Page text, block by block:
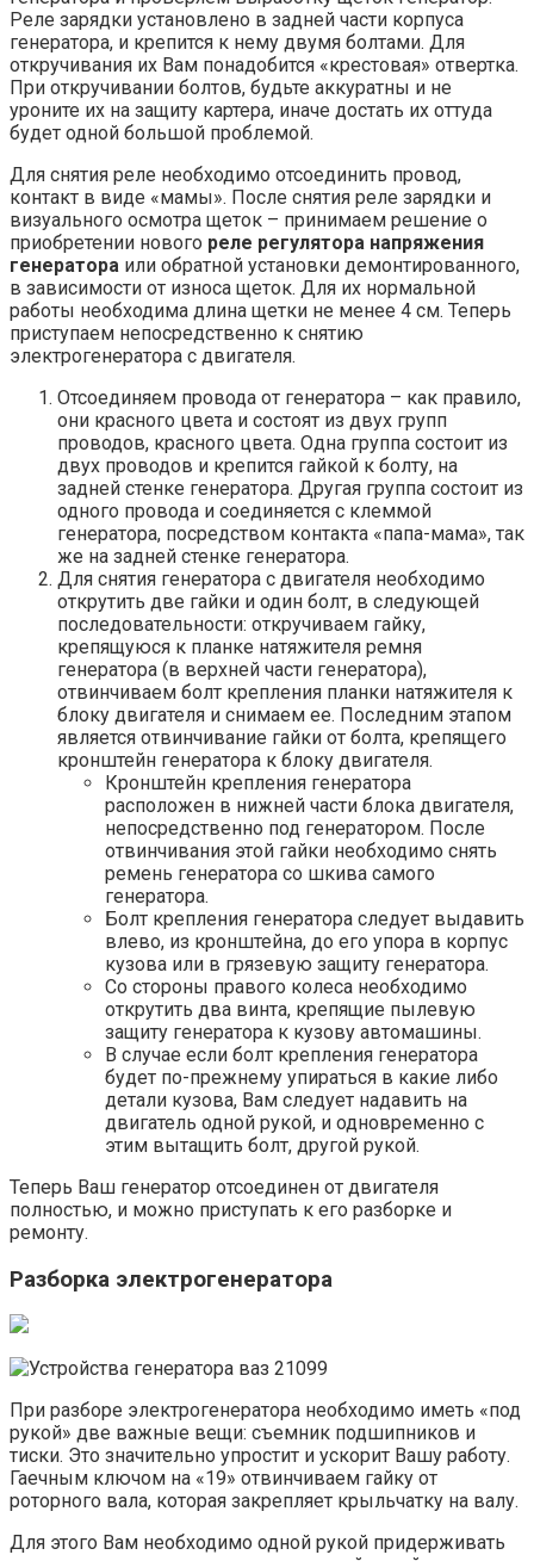
Реле зарядки установлено в задней части корпуса
генератора, и крепится к нему двумя болтами. Для
откручивания их Вам понадобится «крестовая» отвертка.
При откручивании болтов, будьте аккуратны и не
уроните их на защиту картера, иначе достать их оттуда
будет одной большой проблемой.
Для снятия реле необходимо отсоединить провод,
контакт в виде «мамы». После снятия реле зарядки и
визуального осмотра щеток – принимаем решение о
приобретении нового реле регулятора напряжения
генератора или обратной установки демонтированного,
в зависимости от износа щеток. Для их нормальной
работы необходима длина щетки не менее 4 см. Теперь
приступаем непосредственно к снятию
электрогенератора с двигателя.
Отсоединяем провода от генератора – как правило,
они красного цвета и состоят из двух групп
проводов, красного цвета. Одна группа состоит из
двух проводов и крепится гайкой к болту, на
задней стенке генератора. Другая группа состоит из
одного провода и соединяется с клеммой
генератора, посредством контакта «папа-мама», так
же на задней стенке генератора.
Для снятия генератора с двигателя необходимо
открутить две гайки и один болт, в следующей
последовательности: откручиваем гайку,
крепящуюся к планке натяжителя ремня
генератора (в верхней части генератора),
отвинчиваем болт крепления планки натяжителя к
блоку двигателя и снимаем ее. Последним этапом
является отвинчивание гайки от болта, крепящего
кронштейн генератора к блоку двигателя.
Кронштейн крепления генератора
расположен в нижней части блока двигателя,
непосредственно под генератором. После
отвинчивания этой гайки необходимо снять
ремень генератора со шкива самого
генератора.
Болт крепления генератора следует выдавить
влево, из кронштейна, до его упора в корпус
кузова или в грязевую защиту генератора.
Со стороны правого колеса необходимо
открутить два винта, крепящие пылевую
защиту генератора к кузову автомашины.
В случае если болт крепления генератора
будет по-прежнему упираться в какие либо
детали кузова, Вам следует надавить на
двигатель одной рукой, и одновременно с
этим вытащить болт, другой рукой.
Теперь Ваш генератор отсоединен от двигателя
полностью, и можно приступать к его разборке и
ремонту.
Разборка электрогенератора
При разборе электрогенератора необходимо иметь «под
рукой» две важные вещи: съемник подшипников и
тиски. Это значительно упростит и ускорит Вашу работу.
Гаечным ключом на «19» отвинчиваем гайку от
роторного вала, которая закрепляет крыльчатку на валу.
Для этого Вам необходимо одной рукой придерживать